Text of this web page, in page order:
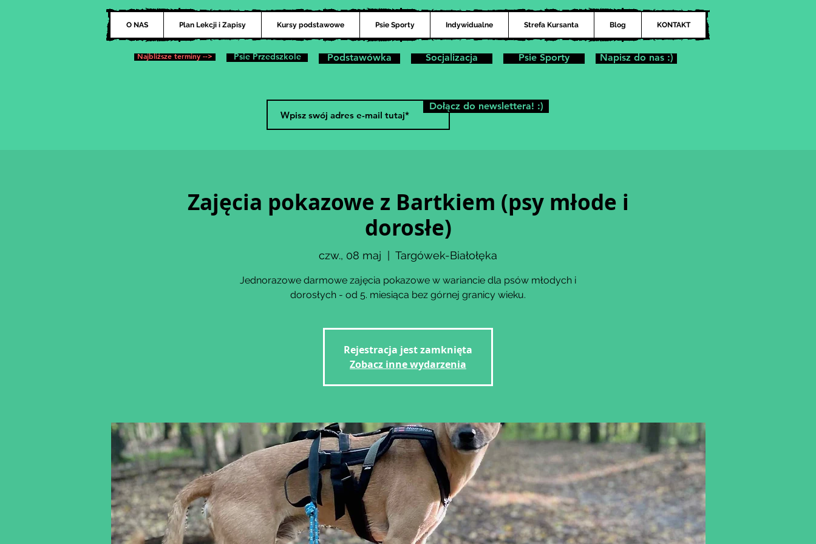
O NAS Plan Lekcji i Zapisy Kursy podstawowe Psie Sporty Indywidualne Strefa Kursanta Blog KONTAKT
Najbliższe terminy --> Psie Przedszkole Podstawówka Socjalizacja Psie Sporty Napisz do nas :)
Zajęcia pokazowe z Bartkiem (psy młode i
dorosłe)
czw., 08 maj Targówek-Białołęka
Jednorazowe darmowe zajęcia pokazowe w wariancie dla psów młodych i
dorosłych - od 5. miesiąca bez górnej granicy wieku.
Rejestracja jest zamknięta
Zobacz inne wydarzenia
Dołącz do newslettera! :)